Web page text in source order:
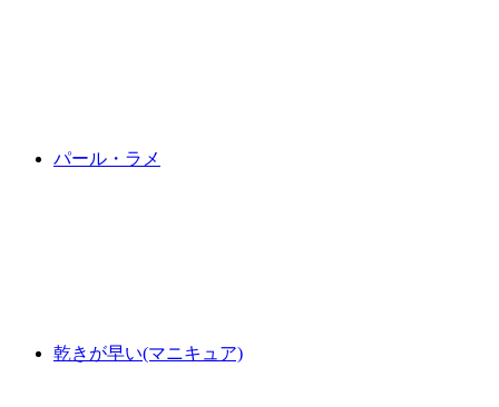
パール・ラメ
乾きが早い(マニキュア)